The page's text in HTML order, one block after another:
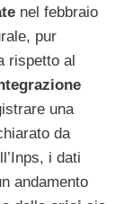
nel febbraio
pur
rispetto al
una
da
i dati
andamento